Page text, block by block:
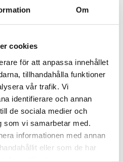
Om
cookies
för att anpassa innehållet
tillhandahålla funktioner
vår trafik. Vi
identifierare och annan
de sociala medier och
vi samarbetar med.
informationen med annan
eller som de har
LSA Series
Plug-and-Measure
corrects the frequency
output of Turbine
flowmeters